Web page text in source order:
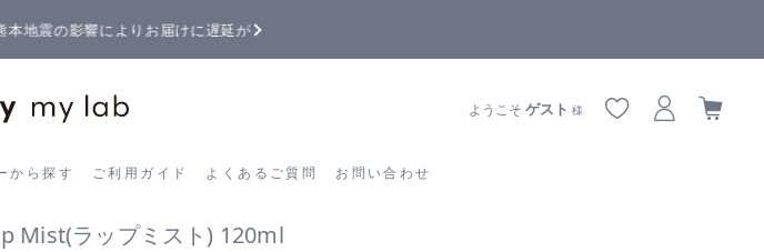
お届けに遅延が生じております
から探す ご利用ガイド よくあるご質問 お問い合わせ
ようこそゲスト 様
カーから探す ご利用ガイド よくあるご質問
Mist(ラップミスト) 120ml